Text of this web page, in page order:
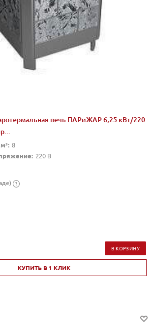
печь ПАРиЖАР 6,25 кВт/220
8
220 В
?
В КОРЗИНУ
КУПИТЬ В 1 КЛИК